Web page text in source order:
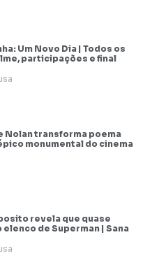
Um Novo Dia | Todos os
participações e final
Nolan transforma poema
monumental do cinema
revela que quase
elenco de Superman | Sana